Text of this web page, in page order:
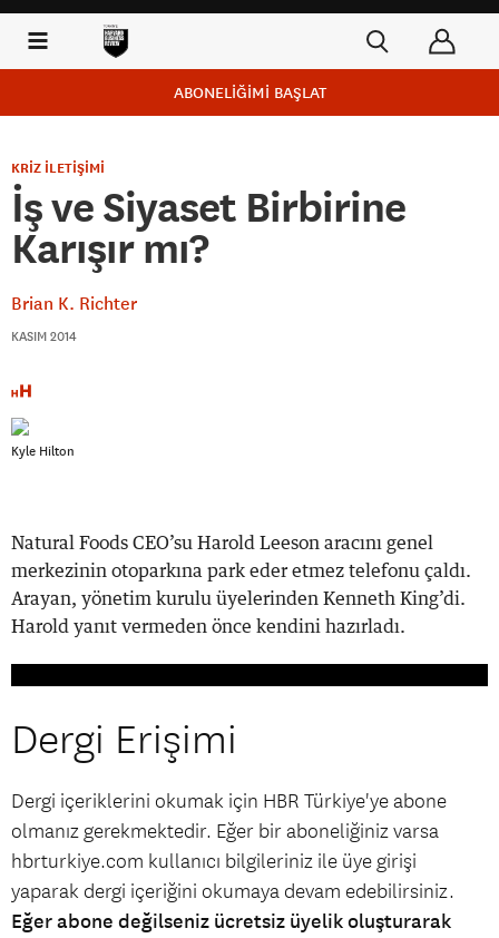
ABONELİĞİMİ BAŞLAT
KRİZ İLETİŞİMİ
İş ve Siyaset Birbirine
Karışır mı?
Brian K. Richter
KASIM 2014
Kyle Hilton
Natural Foods CEO’su Harold Leeson aracını genel
merkezinin otoparkına park eder etmez telefonu çaldı.
Arayan, yönetim kurulu üyelerinden Kenneth King’di.
Harold yanıt vermeden önce kendini hazırladı.
Dergi Erişimi
Dergi içeriklerini okumak için HBR Türkiye'ye abone
olmanız gerekmektedir. Eğer bir aboneliğiniz varsa
hbrturkiye.com kullanıcı bilgileriniz ile üye girişi
yaparak dergi içeriğini okumaya devam edebilirsiniz.
Eğer abone değilseniz ücretsiz üyelik oluşturarak